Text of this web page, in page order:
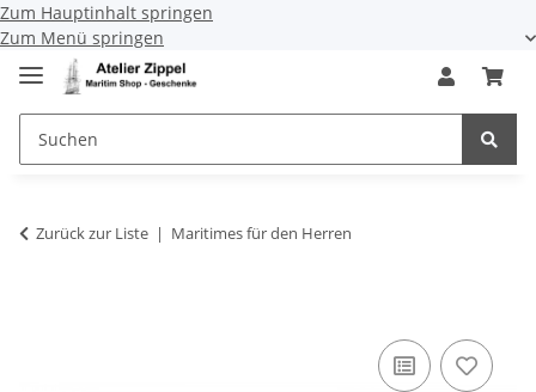
Zum Hauptinhalt springen
Zum Menü springen
Zurück zur Liste Maritimes für den Herren